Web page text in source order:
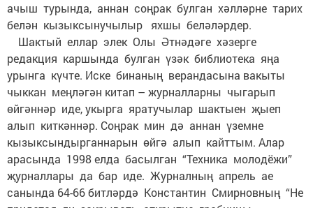
ачыш турында, аннан соңрак булган хәлләрне тарих
белән кызыксынучылыр яхшы беләләрдер.
Шактый еллар элек Олы Әтнәдәге хәзерге
редакция каршында булган үзәк библиотека яңа
урынга күчте. Иске бинаның верандасына вакыты
чыккан меңләгән китап – журналларны чыгарып
өйгәннәр иде, укырга яратучылар шактыен җыеп
алып киткәннәр. Соңрак мин дә аннан үземне
кызыксындырганнарын өйгә алып кайттым. Алар
арасында 1998 елда басылган “Техника молодёжи”
җурналлары да бар иде. Журналның апрель ае
санында 64-66 битләрдә Константин Смирновның “Не